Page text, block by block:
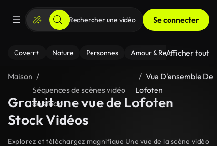
Se connecter
Coverr+ Nature Personnes Amour & Relations Le
Afficher tout
Maison
Séquences de scènes vidéo
de stock
Vue D'ensemble De
Lofoten
Gratuit une vue de Lofoten
Stock Vidéos
Explorez et téléchargez magnifique Une vue de la scène vidéo